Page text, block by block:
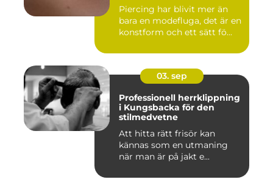
Piercing har blivit mer än
bara en modefluga, det är en
konstform och ett sätt fö...
03. sep
Professionell herrklippning
i Kungsbacka för den
stilmedvetne
Att hitta rätt frisör kan
kännas som en utmaning
när man är på jakt e...